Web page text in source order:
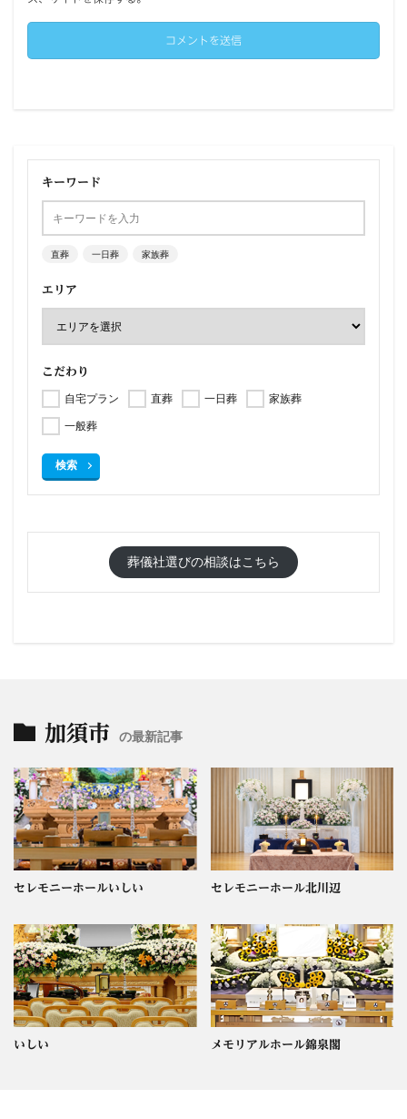
キーワード
直葬 一日葬 家族葬
エリア
こだわり
自宅プラン 直葬 一日葬
家族葬
一般葬
検索
葬儀社選びの相談はこちら
加須市 の最新記事
セレモニーホールいしい セレモニーホール北川辺
いしい メモリアルホール錦泉閣